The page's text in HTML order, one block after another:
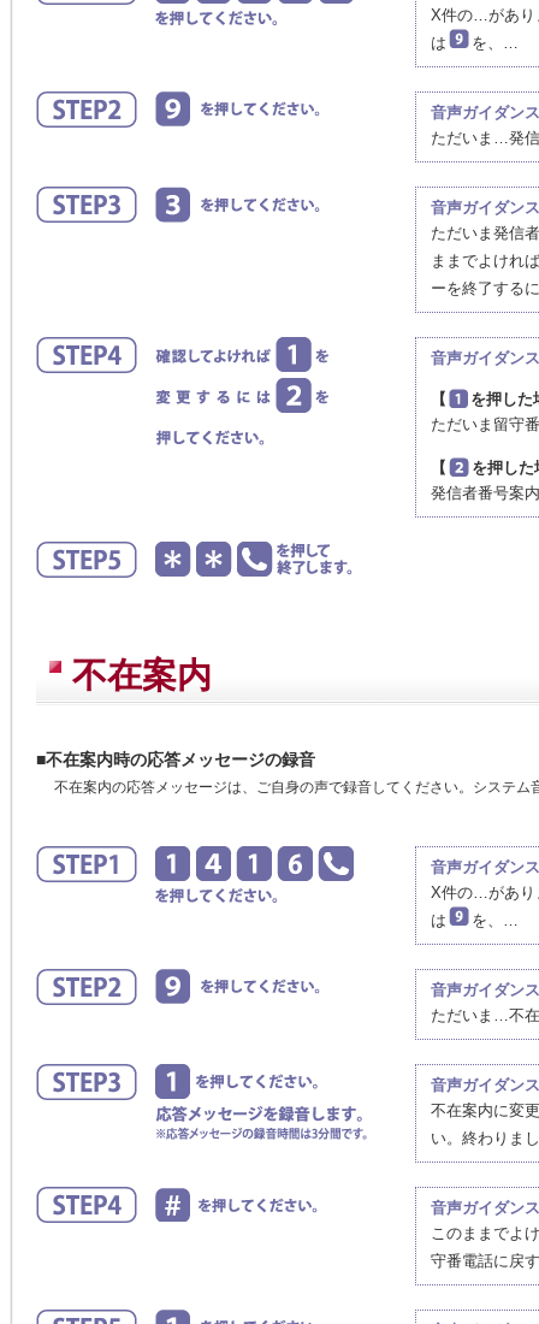
X件の…があり
は
を、…
音声ガイダンス
ただいま…発
音声ガイダンス
ただいま発信
ままでよければ
ーを終了する
音声ガイダンス
【
を押した
ただいま留守
【
を押した
発信者番号案
不在案内
■不在案内時の応答メッセージの録音
不在案内の応答メッセージは、ご自身の声で録音してください。システム
音声ガイダンス
X件の…があり
は
を、…
音声ガイダンス
ただいま…不
音声ガイダンス
不在案内に変
い。終わりま
音声ガイダンス
このままでよ
守番電話に戻